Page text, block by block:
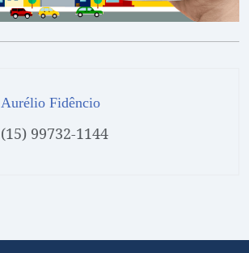
Aurélio Fidêncio
(15) 99732-1144